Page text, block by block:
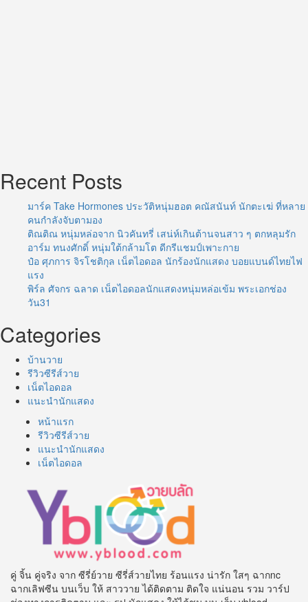
Recent Posts
มาร์ค Take Hormones ประวัติหนุ่มฮอต คณัสนันท์ นักตะเฆ่ ที่หลาย
คนกำลังจับตามอง
ติณติณ หนุ่มหล่อจาก นิวคันทรี่ เสน่ห์เกินต้านจนสาว ๆ ตกหลุมรัก
อาร์ม ทนงศักดิ์ หนุ่มใต้กล้ามโต ดีกรีแชมป์เพาะกาย
ป๋อ ศุภการ จิรโชติกุล เน็ตไอดอล นักร้องนักแสดง บอยแบนด์ไทยไฟ
แรง
พิร์ล ศัจกร ฉลาด เน็ตไอดอลนักแสดงหนุ่มหล่อเข้ม พระเอกช่อง
วัน31
Categories
บ้านวาย
รีวิวซีรีส์วาย
เน็ตไอดอล
แนะนำนักแสดง
หน้าแรก
รีวิวซีรีส์วาย
แนะนำนักแสดง
เน็ตไอดอล
คู่ จิ้น คู่จริง จาก ซีรี่ย์วาย ซีรี่ส์วายไทย ร้อนแรง น่ารัก ใสๆ ฉากnc
ฉากเลิฟซีน บนเว็บ ให้ สาววาย ได้ติดตาม ติดใจ แน่นอน รวม วาร์ป